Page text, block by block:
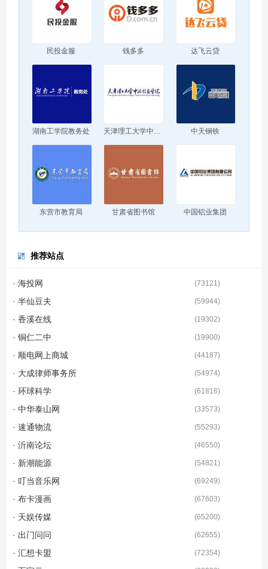
民投金服 钱多多 达飞云贷
湖南工学院教务处 天津理工大学中环信息学院 中天钢铁
东营市教育局 甘肃省图书馆 中国铝业集团
推荐站点
· 海投网 (73121)
· 半仙豆夫 (59944)
· 香溪在线 (19302)
· 铜仁二中 (19900)
· 顺电网上商城 (44187)
· 大成律师事务所 (54974)
· 环球科学 (61816)
· 中华泰山网 (33573)
· 速通物流 (55293)
· 沂南论坛 (46550)
· 新潮能源 (54821)
· 叮当音乐网 (69249)
· 布卡漫画 (67603)
· 天娱传媒 (65200)
· 出门问问 (62655)
· 汇想卡盟 (72354)